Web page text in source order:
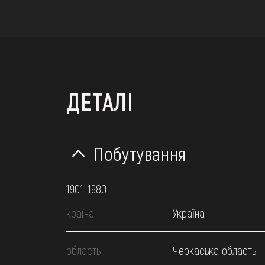
ДЕТАЛІ
Побутування
1901-1980
країна
Україна
область Черкаська область